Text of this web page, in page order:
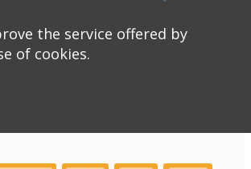
the service offered by
of cookies.